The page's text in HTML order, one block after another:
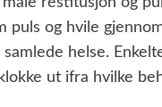
puls og hvile
helse.
ut ifra hvilke